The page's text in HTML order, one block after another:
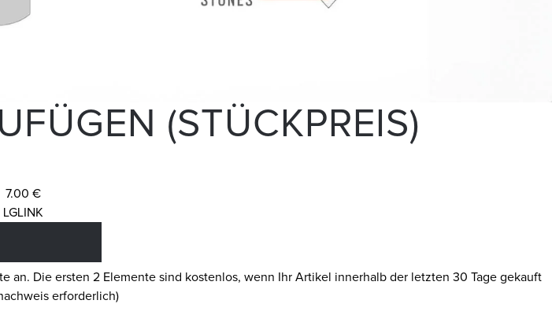
(STÜCKPREIS)
7.00 €
LGLINK
Die ersten 2 Elemente sind kostenlos, wenn Ihr Artikel innerhalb der letzten 30 Tage gekauft
erforderlich)